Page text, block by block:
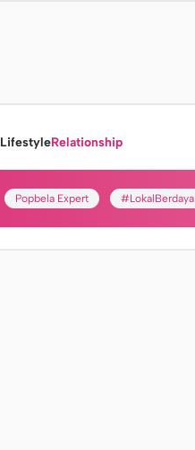
LifestyleRelationship
Popbela Expert #LokalBerdaya